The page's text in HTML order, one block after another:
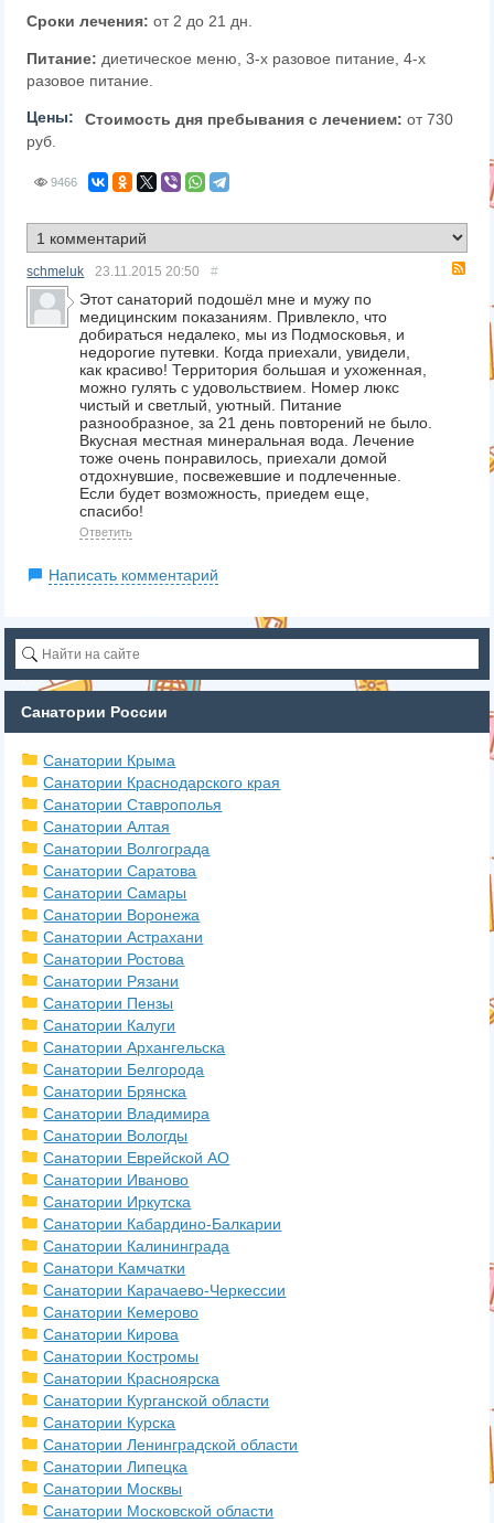
Сроки лечения:от 2 до 21 дн.
Питание: диетическое меню, 3-х разовое питание, 4-х
разовое питание.
Цены: Стоимость дня пребывания с лечением: от 730
руб.
9466
schmeluk 23.11.2015 20:50 #
Этот санаторий подошёл мне и мужу по
медицинским показаниям. Привлекло, что
добираться недалеко, мы из Подмосковья, и
недорогие путевки. Когда приехали, увидели,
как красиво! Территория большая и ухоженная,
можно гулять с удовольствием. Номер люкс
чистый и светлый, уютный. Питание
разнообразное, за 21 день повторений не было.
Вкусная местная минеральная вода. Лечение
тоже очень понравилось, приехали домой
отдохнувшие, посвежевшие и подлеченные.
Если будет возможность, приедем еще,
спасибо!
Ответить
Написать комментарий
Санатории России
Санатории Крыма
Санатории Краснодарского края
Санатории Ставрополья
Санатории Алтая
Санатории Волгограда
Санатории Саратова
Санатории Самары
Санатории Воронежа
Санатории Астрахани
Санатории Ростова
Санатории Рязани
Санатории Пензы
Санатории Калуги
Санатории Архангельска
Санатории Белгорода
Санатории Брянска
Санатории Владимира
Санатории Вологды
Санатории Еврейской АО
Санатории Иваново
Санатории Иркутска
Санатории Кабардино-Балкарии
Санатории Калининграда
Санатори Камчатки
Санатории Карачаево-Черкессии
Санатории Кемерово
Санатории Кирова
Санатории Костромы
Санатории Красноярска
Санатории Курганской области
Санатории Курска
Санатории Ленинградской области
Санатории Липецка
Санатории Москвы
Санатории Московской области